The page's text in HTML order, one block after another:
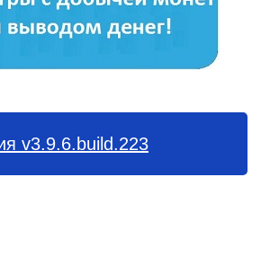
v3.9.6.build.223